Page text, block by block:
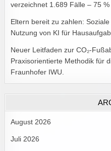
verzeichnet 1.689 Fälle – 75 %
Eltern bereit zu zahlen:
Nutzung von KI für
Neuer Leitfaden zur CO₂-
Praxisorientierte Methodik für
Fraunhofer IWU.
August 2026
Juli 2026